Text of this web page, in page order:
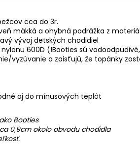
cca do 3r.
mäkká a ohybná podrážka z
vývoj detských chodidiel
600D (!Booties sú
vyzúvanie a zaisťujú, že topánky
aj do mínusových teplôt
Booties
0,9cm okolo obvodu chodidla